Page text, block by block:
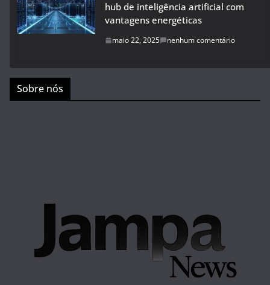
hub de inteligência artificial com
vantagens energéticas
maio 22, 2025 nenhum comentário
Sobre nós